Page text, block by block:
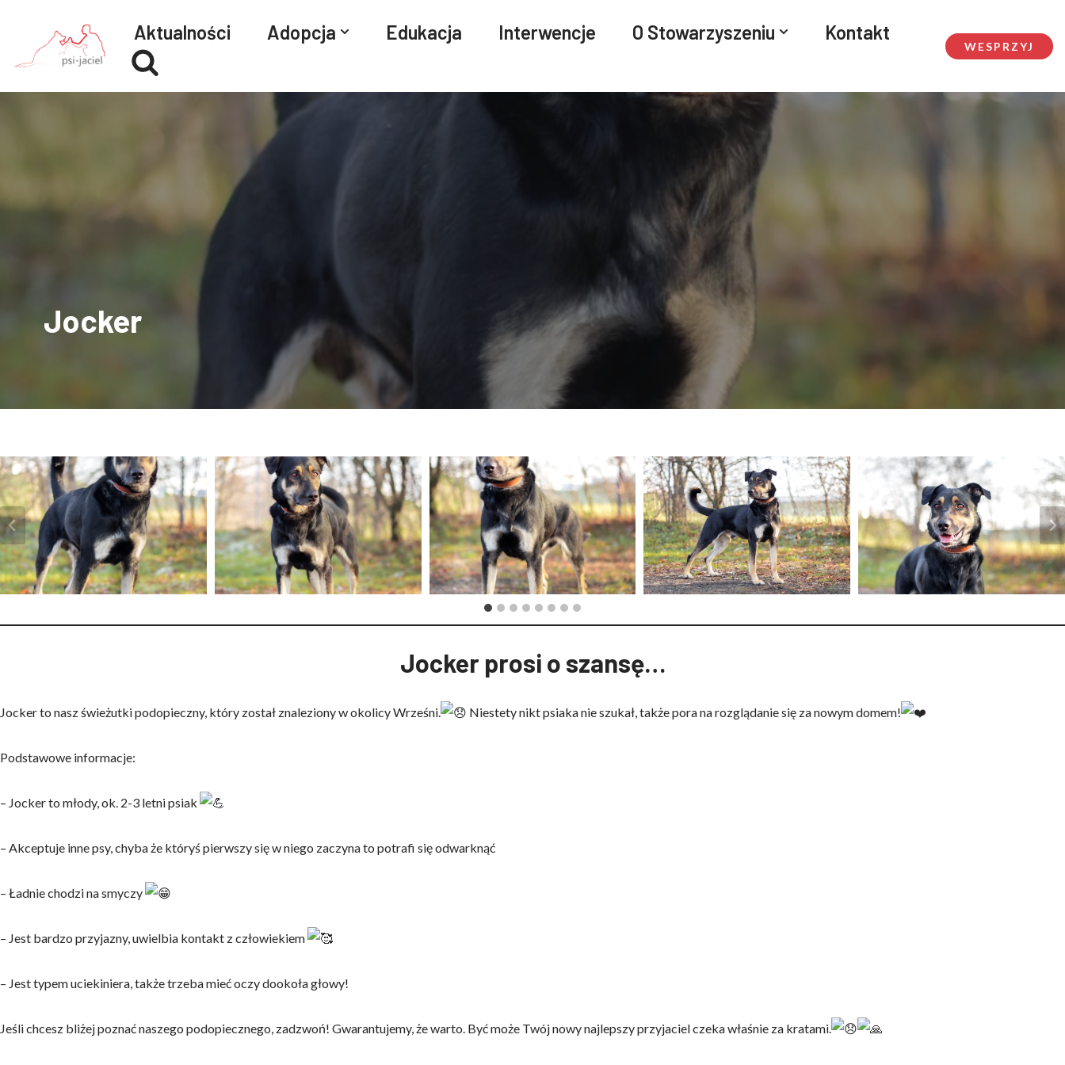
Przejdź
do
Aktualności Adopcja Edukacja Interwencje O Stowarzyszeniu Kontakt
WESPRZYJ
Jocker
Jocker prosi o szansę…
Jocker to nasz świeżutki podopieczny, który został znaleziony w okolicy Wrześni. Niestety nikt psiaka nie szukał, także pora na rozglądanie się za nowym domem!
Podstawowe informacje:
– Jocker to młody, ok. 2-3 letni psiak
– Akceptuje inne psy, chyba że któryś pierwszy się w niego zaczyna to potrafi się odwarknąć
– Ładnie chodzi na smyczy
– Jest bardzo przyjazny, uwielbia kontakt z człowiekiem
– Jest typem uciekiniera, także trzeba mieć oczy dookoła głowy!
Jeśli chcesz bliżej poznać naszego podopiecznego, zadzwoń! Gwarantujemy, że warto. Być może Twój nowy najlepszy przyjaciel czeka właśnie za kratami.